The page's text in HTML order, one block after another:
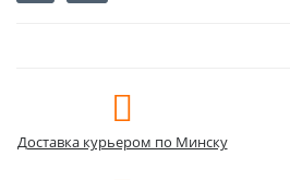
Доставка курьером по Минску